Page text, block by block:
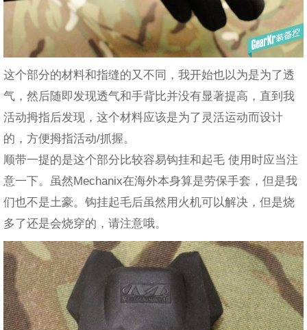
这个部分的材料和指缝的又不同，我开始也以为是为了透
气，然后随即发现透气和手背比并没有显著提高，直到我
活动拇指后发现，这个材料应该是为了灵活运动而设计
的，方便拇指活动/抓握。
顺带一提的是这个部分比较容易钩挂和起毛 使用时应当注
意一下。虽然Mechanix在海外本身算是劳保手套，但是我
们也不是土豪。钩挂起毛后虽然用火机可以解决，但是烧
多了还是会烧穿的，请注意哦。